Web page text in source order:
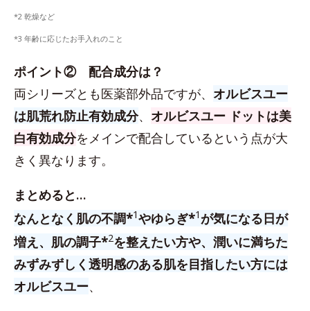
*2 乾燥など
*3 年齢に応じたお手入れのこと
ポイント② 配合成分は？
両シリーズとも医薬部外品ですが、 オルビスユー
は肌荒れ防止有効成分、 オルビスユー ドットは美
白有効成分をメインで配合しているという点が大
きく異なります。
まとめると…
なんとなく肌の不調*1やゆらぎ*1 が気になる日が
増え、肌の調子*2を整えたい方や、潤いに満ちた
みずみずしく透明感のある肌を目指したい方には
オルビスユー、